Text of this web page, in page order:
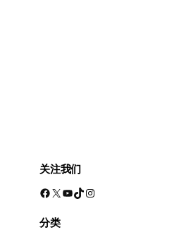
关注我们
Facebook X YouTube TikTok Instagram
分类